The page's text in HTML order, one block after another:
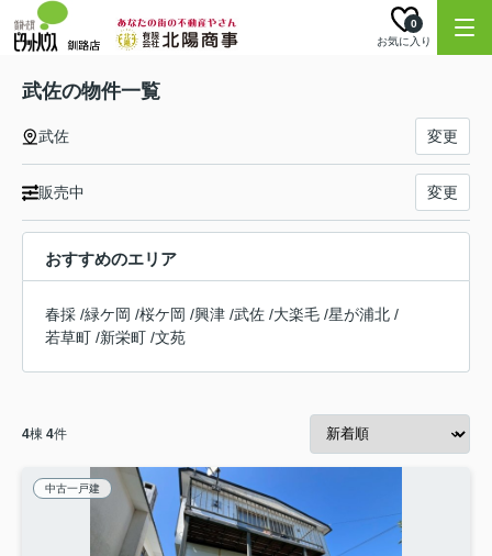
お気に入り
0
武佐の物件一覧
武佐 変更
販売中 変更
おすすめのエリア
春採 /緑ケ岡 /桜ケ岡 /興津 /武佐 /大楽毛 /星が浦北 /
若草町 /新栄町 /文苑
4棟 4件
中古一戸建